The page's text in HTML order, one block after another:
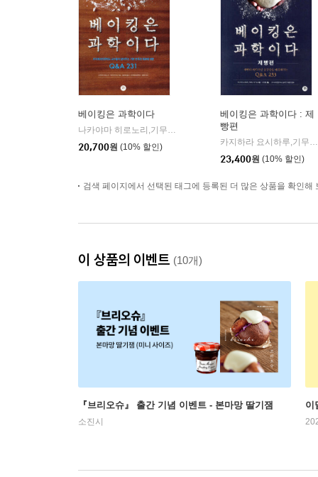
베이킹은 과학이다
나카야마 히로노리,기무라 마키코 저/황세정 역/임태언 감수
20,700원 (10% 할인)
베이킹은 과학이다 : 제
빵편
카지하라 요시하루,기무라 마키코 저/조민정 역/임태언,백종현 감수
23,400원 (10% 할인)
검색 페이지에서 선택된 태그에 등록된 더 많은 상품을 확인해
이 상품의 이벤트 (10개)
『브리오슈』 출간 기념 이벤트 - 본마망 딸기잼
소진시
이